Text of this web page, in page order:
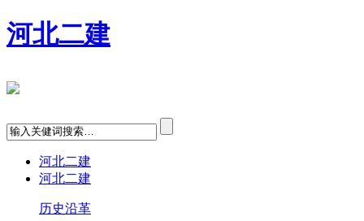
河北二建
河北二建
河北二建
历史沿革